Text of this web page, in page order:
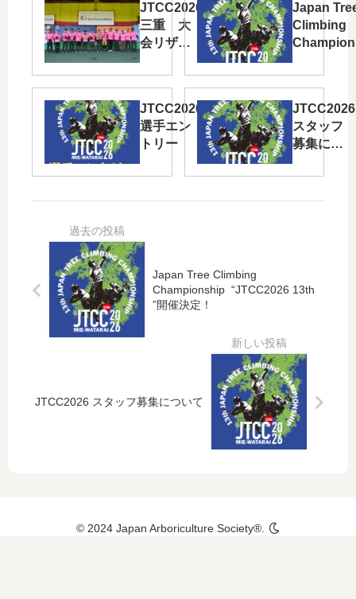
JTCC2026
三重 大
会リザル
Japan
Climbing
13th ”開催
JTCC2026
選手エン
トリー
JTCC2026
スタッフ
募集につ
いて
Japan Tree Climbing
Championship “JTCC2026 13th
”開催決定！
JTCC2026 スタッフ募集について
© 2024 Japan Arboriculture Society®.